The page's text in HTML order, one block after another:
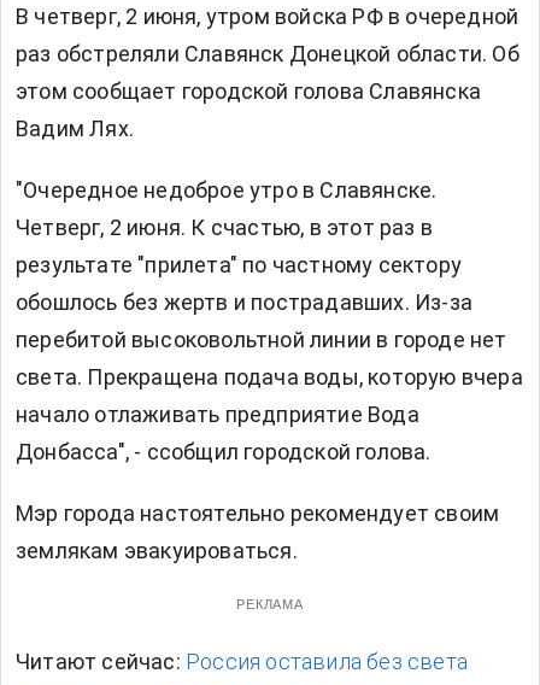
В четверг, 2 июня, утром войска РФ в очередной
раз обстреляли Славянск Донецкой области. Об
этом сообщает городской голова Славянска
Вадим Лях.
"Очередное недоброе утро в Славянске.
Четверг, 2 июня. К счастью, в этот раз в
результате "прилета" по частному сектору
обошлось без жертв и пострадавших. Из-за
перебитой высоковольтной линии в городе нет
света. Прекращена подача воды, которую вчера
начало отлаживать предприятие Вода
Донбасса", - ссобщил городской голова.
Мэр города настоятельно рекомендует своим
землякам эвакуироваться.
РЕКЛАМА
Читают сейчас: Россия оставила без света